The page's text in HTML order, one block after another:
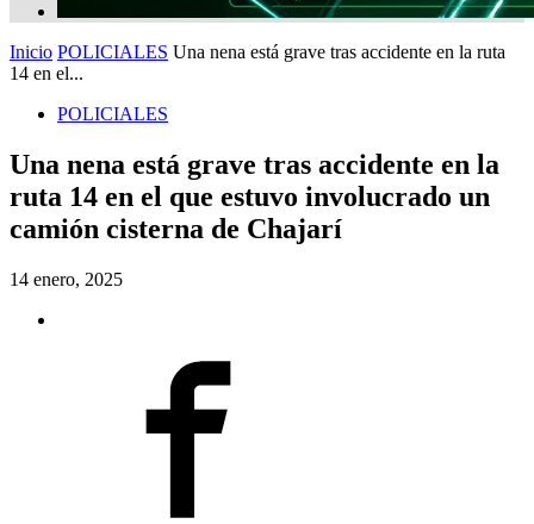
Inicio POLICIALES Una nena está grave tras accidente en la ruta
14 en el...
POLICIALES
Una nena está grave tras accidente en la
ruta 14 en el que estuvo involucrado un
camión cisterna de Chajarí
14 enero, 2025